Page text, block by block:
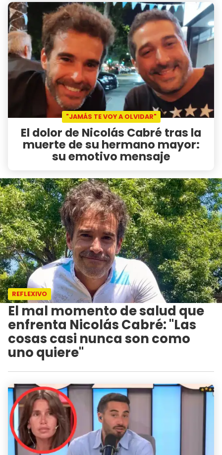
"JAMÁS TE VOY A OLVIDAR"
El dolor de Nicolás Cabré tras la
muerte de su hermano mayor:
su emotivo mensaje
REFLEXIVO
El mal momento de salud que
enfrenta Nicolás Cabré: "Las
cosas casi nunca son como
uno quiere"